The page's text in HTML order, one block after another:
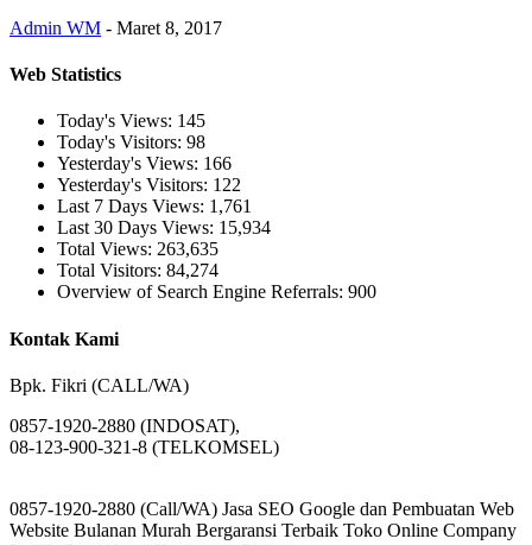
Admin WM - Maret 8, 2017
Web Statistics
Today's Views: 145
Today's Visitors: 98
Yesterday's Views: 166
Yesterday's Visitors: 122
Last 7 Days Views: 1,761
Last 30 Days Views: 15,934
Total Views: 263,635
Total Visitors: 84,274
Overview of Search Engine Referrals: 900
Kontak Kami
Bpk. Fikri (CALL/WA)
0857-1920-2880 (INDOSAT),
08-123-900-321-8 (TELKOMSEL)
0857-1920-2880 (Call/WA) Jasa SEO Google dan Pembuatan Web
Website Bulanan Murah Bergaransi Terbaik Toko Online Company